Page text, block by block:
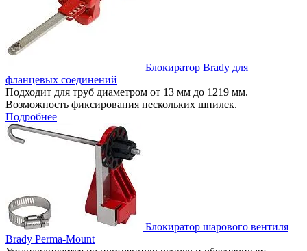
Блокиратор Brady для
фланцевых соединений
Подходит для труб диаметром от 13 мм до 1219 мм.
Возможность фиксирования нескольких шпилек.
Подробнее
Блокиратор шарового вентиля
Brady Perma-Mount